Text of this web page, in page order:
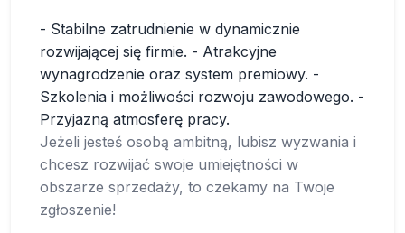
- Stabilne zatrudnienie w dynamicznie
rozwijającej się firmie. - Atrakcyjne
wynagrodzenie oraz system premiowy. -
Szkolenia i możliwości rozwoju zawodowego. -
Przyjazną atmosferę pracy.
Jeżeli jesteś osobą ambitną, lubisz wyzwania i
chcesz rozwijać swoje umiejętności w
obszarze sprzedaży, to czekamy na Twoje
zgłoszenie!